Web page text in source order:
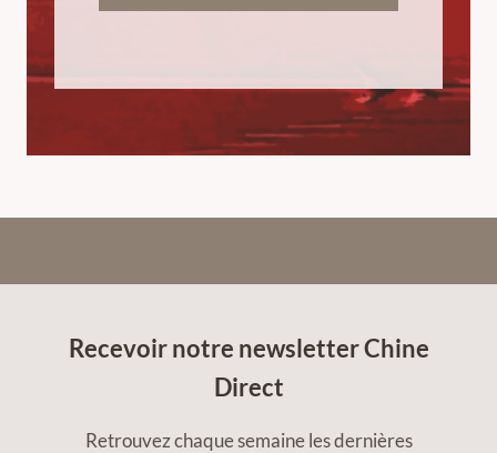
Recevoir notre newsletter Chine
Direct
Retrouvez chaque semaine les dernières